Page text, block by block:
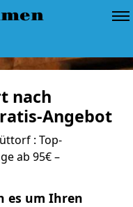
nach
Angebot
: Top-
ab 95€ –
es um Ihren